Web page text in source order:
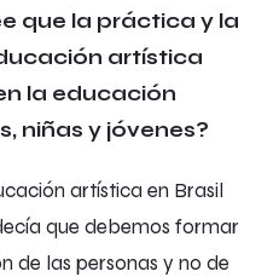
que la práctica y la
artística
la educación
niñas y jóvenes?
artística en Brasil
que debemos formar
de las personas y no de